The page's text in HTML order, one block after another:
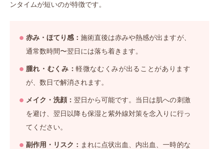
ンタイムが短いのが特徴です。
赤み・ほてり感： 施術直後は赤みや熱感が出ますが、
通常数時間〜翌日には落ち着きます。
腫れ・むくみ：軽微なむくみが出ることがあります
が、数日で解消されます。
メイク・洗顔： 翌日から可能です。当日は肌への刺激
を避け、翌日以降も保湿と紫外線対策を念入りに行っ
てください。
副作用・リスク： まれに点状出血、内出血、一時的な